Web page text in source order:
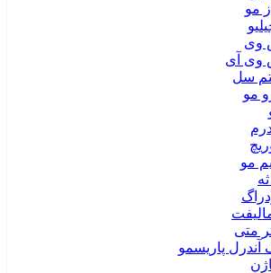
مو
وی
وی آی
سل
مو
مو
متی
آندرل پاریسمو